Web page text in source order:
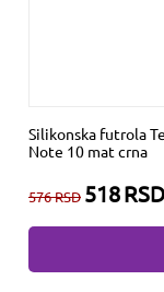
Silikonska futrola
Note 10 mat crna
576RSD 518RSD